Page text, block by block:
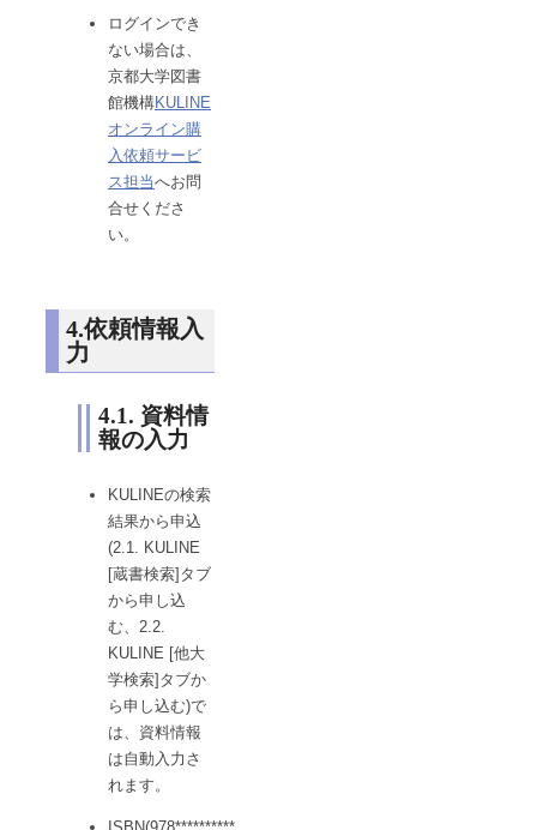
ログインでき
ない場合は、
京都大学図書
館機構KULINE
オンライン購
入依頼サービ
ス担当へお問
合せくださ
い。
4.依頼情報入
力
4.1. 資料情
報の入力
KULINEの検索
結果から申込
(2.1. KULINE
[蔵書検索]タブ
から申し込
む、2.2.
KULINE [他大
学検索]タブか
ら申し込む)で
は、資料情報
は自動入力さ
れます。